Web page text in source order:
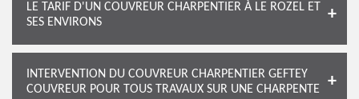
LE TARIF D'UN COUVREUR CHARPENTIER À LE ROZEL ET
SES ENVIRONS
INTERVENTION DU COUVREUR CHARPENTIER GEFTEY
COUVREUR POUR TOUS TRAVAUX SUR UNE CHARPENTE